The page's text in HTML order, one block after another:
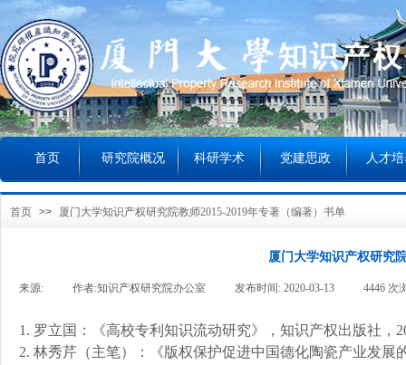
首页 研究院概况 科研学术 党建思政 人才培
首页 >> 厦门大学知识产权研究院教师2015-2019年专著（编著）书单
厦门大学知识产权研究
来源: 作者:知识产权研究院办公室 发布时间: 2020-03-13 4446 次
1. 罗立国：《高校专利知识流动研究》，知识产权出版社，
2. 林秀芹（主笔）：《版权保护促进中国德化陶瓷产业发展